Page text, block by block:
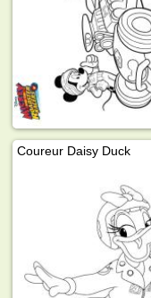
Coureur Daisy Duck